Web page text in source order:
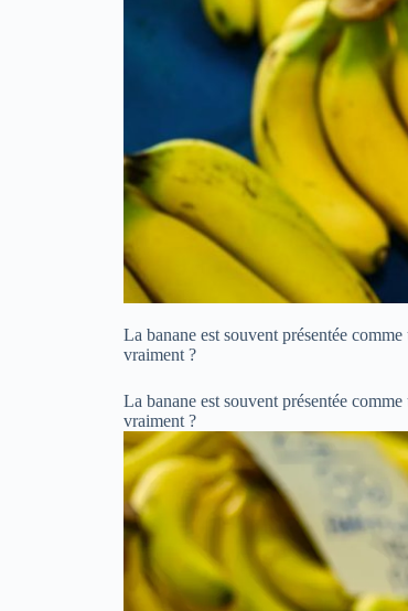
La banane est souvent présentée
vraiment ?
La banane est souvent présentée
vraiment ?